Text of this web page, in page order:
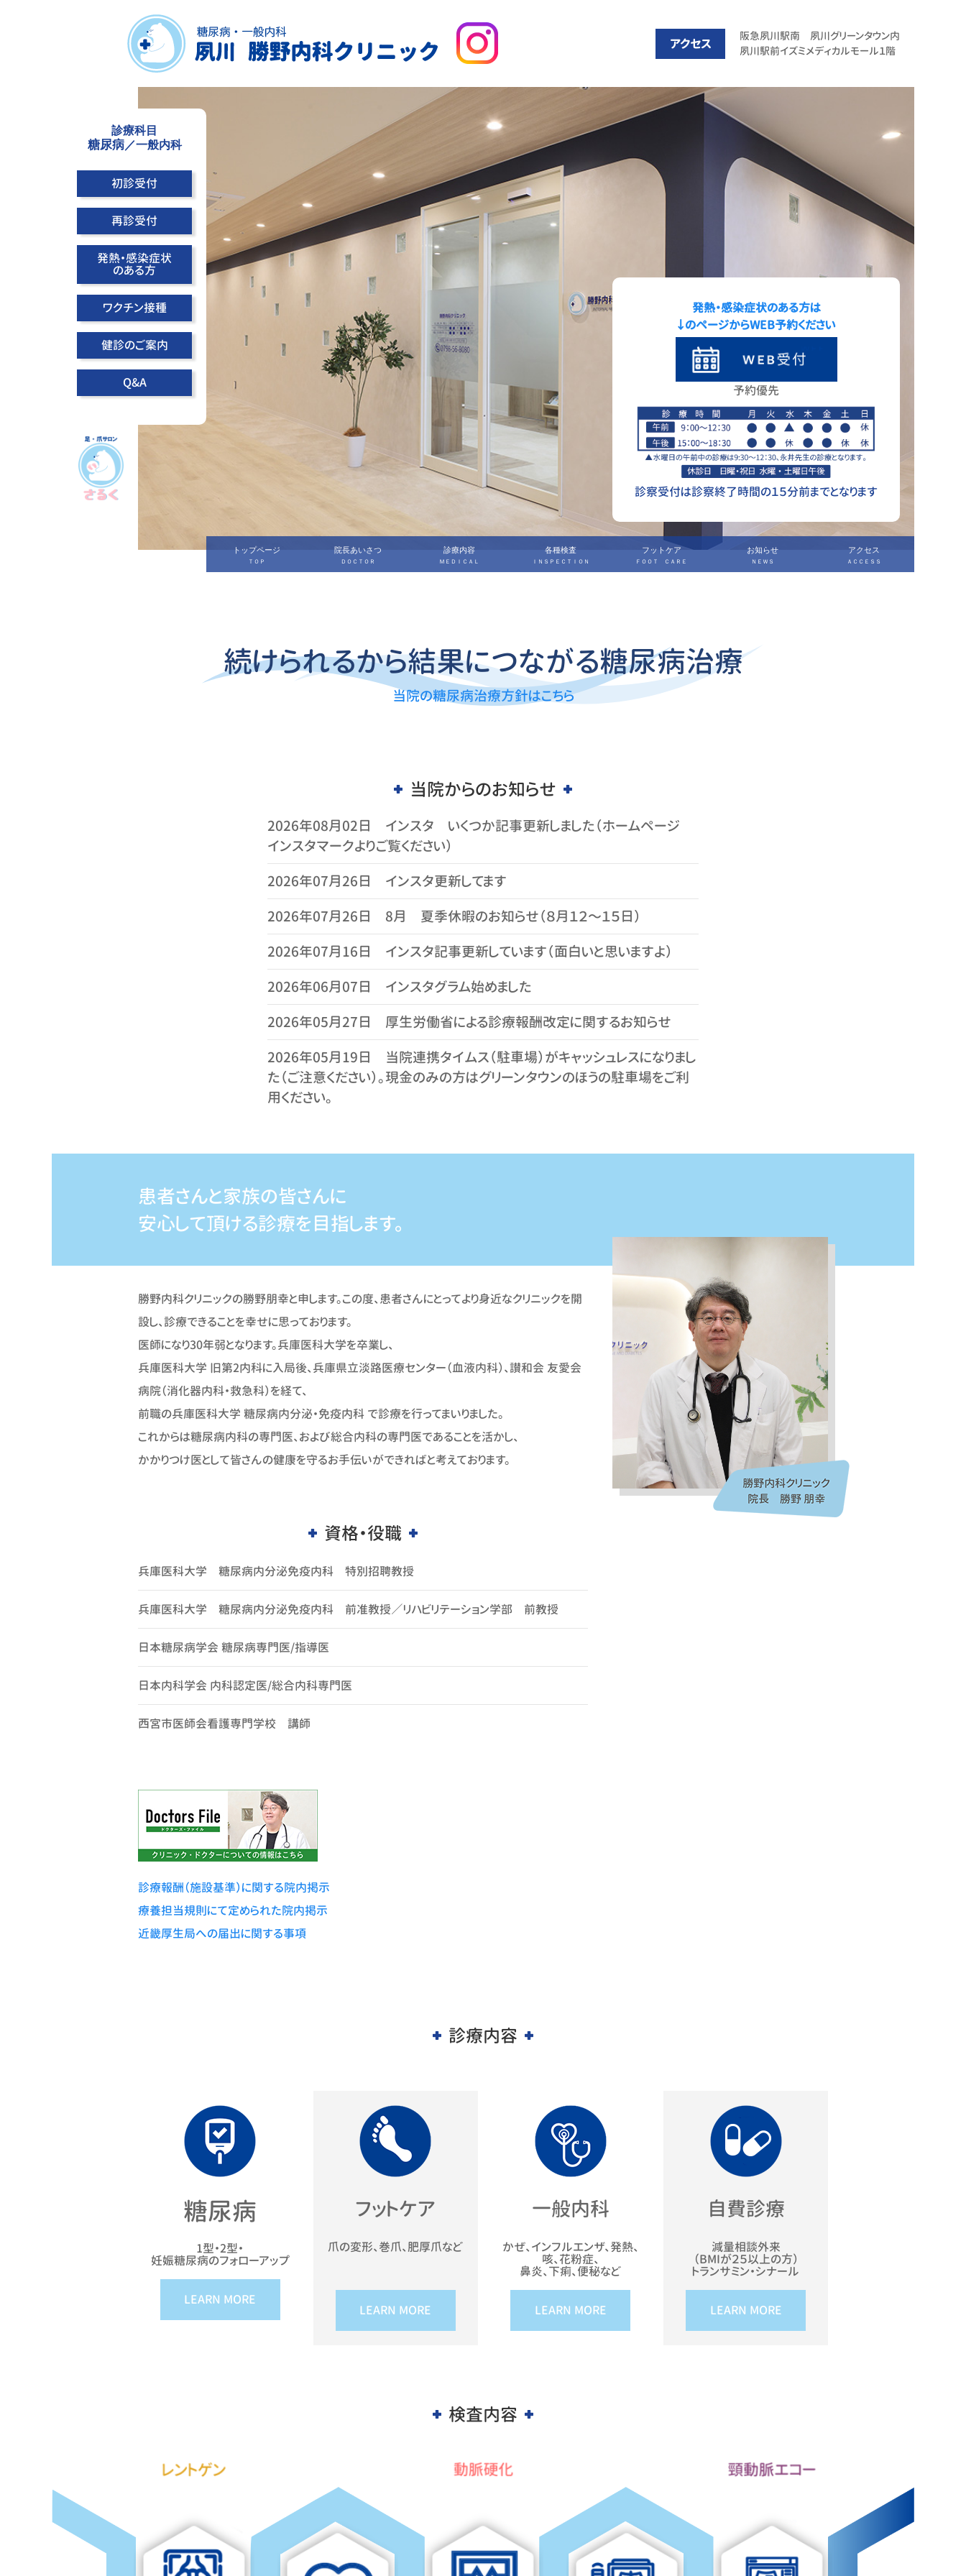
アクセス
阪急夙川駅南 夙川グリーンタウン内
夙川駅前イズミメディカルモール１階
診療科目
糖尿病／一般内科
初診受付
再診受付
発熱・感染症状
のある方
ワクチン接種
健診のご案内
Q&A
トップページ
ＴＯＰ
院長あいさつ
ＤＯＣＴＯＲ
診療内容
ＭＥＤＩＣＡＬ
各種検査
ＩＮＳＰＥＣＴＩＯＮ
フットケア
ＦＯＯＴ ＣＡＲＥ
お知らせ
ＮＥＷＳ
アクセス
ＡＣＣＥＳＳ
発熱・感染症状のある方は
↓のページからWEB予約ください
予約優先
診察受付は診察終了時間の１５分前までとなります
続けられるから結果につながる糖尿病治療
当院の糖尿病治療方針はこちら
当院からのお知らせ
2026年08月02日 インスタ いくつか記事更新しました（ホームページ
インスタマークよりご覧ください）
2026年07月26日 インスタ更新してます
2026年07月26日 8月 夏季休暇のお知らせ（８月１２〜１５日）
2026年07月16日 インスタ記事更新しています（面白いと思いますよ）
2026年06月07日 インスタグラム始めました
2026年05月27日 厚生労働省による診療報酬改定に関するお知らせ
2026年05月19日 当院連携タイムス（駐車場）がキャッシュレスになりまし
た（ご注意ください）。現金のみの方はグリーンタウンのほうの駐車場をご利
用ください。
ミン服用 を開始しました
2026年01月23日
っております
発熱・感染症が疑われる方へのお願いです
足・爪サロン さるく に関する新店舗のお知らせ
2024年04月18日
糖尿病・高血圧・脂質異常症にて通院中の患者さんに
2024年02月03日ワクチン接種に関するお願いです
2024年01月29日血糖値・血圧・コレステロールなど少しでも気になる方
は、お気軽にご相談ください。
2023年11月13日診察患者さんの年齢につきまして
患者さんと家族の皆さんに
安心して頂ける診療を目指します。
勝野内科クリニックの勝野朋幸と申します。この度、患者さんにとってより身近なクリニックを開
設し、診療できることを幸せに思っております。
医師になり30年弱となります。兵庫医科大学を卒業し、
兵庫医科大学 旧第2内科に入局後、兵庫県立淡路医療センター（血液内科）、讃和会 友愛会
病院（消化器内科・救急科）を経て、
前職の兵庫医科大学 糖尿病内分泌・免疫内科 で診療を行ってまいりました。
これからは糖尿病内科の専門医、および総合内科の専門医であることを活かし、
かかりつけ医として皆さんの健康を守るお手伝いができればと考えております。
資格・役職
兵庫医科大学 糖尿病内分泌免疫内科 特別招聘教授
兵庫医科大学 糖尿病内分泌免疫内科 前准教授／リハビリテーション学部 前教授
日本糖尿病学会 糖尿病専門医/指導医
日本内科学会 内科認定医/総合内科専門医
西宮市医師会看護専門学校 講師
日本糖尿病学会 学術評議員（全国）
日本老年病学会 代議員（全国）
兵庫県糖尿病対策推進会議 幹事
診療報酬（施設基準）に関する院内掲示
療養担当規則にて定められた院内掲示
近畿厚生局への届出に関する事項
診療内容
糖尿病
1型・2型・
妊娠糖尿病のフォローアップ
LEARN MORE
フットケア
爪の変形、巻爪、肥厚爪など
LEARN MORE
一般内科
かぜ、インフルエンザ、発熱、
咳、花粉症、
鼻炎、下痢、便秘など
LEARN MORE
自費診療
減量相談外来
（BMIが２５以上の方）
トランサミン・シナール
LEARN MORE
検査内容